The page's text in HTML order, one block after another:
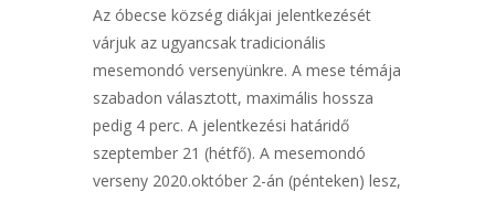
Az óbecse község diákjai jelentkezését
várjuk az ugyancsak tradicionális
mesemondó versenyünkre. A mese témája
szabadon választott, maximális hossza
pedig 4 perc. A jelentkezési határidő
szeptember 21 (hétfő). A mesemondó
verseny 2020.október 2-án (pénteken) lesz,